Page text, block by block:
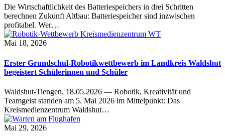
Die Wirtschaftlichkeit des Batteriespeichers in drei Schritten
berechnen Zukunft Altbau: Batteriespeicher sind inzwischen
profitabel. Wer…
Mai 18, 2026
Erster Grundschul-Robotikwettbewerb im Landkreis Waldshut
begeistert Schülerinnen und Schüler
Waldshut-Tiengen, 18.05.2026 — Robotik, Kreativität und
Teamgeist standen am 5. Mai 2026 im Mittelpunkt: Das
Kreismedienzentrum Waldshut…
Mai 29, 2026